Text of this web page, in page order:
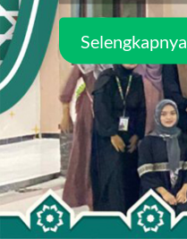
Selengkapnya